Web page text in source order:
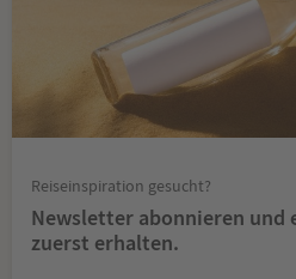
Reiseinspiration gesucht?
Newsletter abonnieren und
zuerst erhalten.